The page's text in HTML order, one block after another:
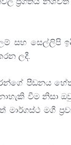
සහ
ලදී.
පීඩනය
වීම නිසා
මගී